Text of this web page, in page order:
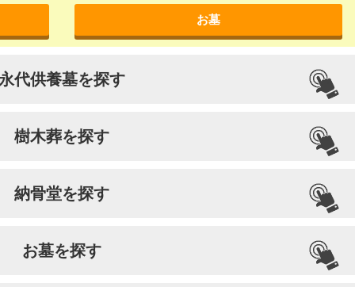
お墓
代供養墓を探す
樹木葬を探す
納骨堂を探す
お墓を探す